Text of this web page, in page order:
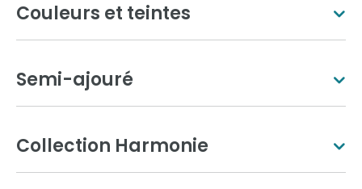
Couleurs et teintes
Semi-ajouré
Collection Harmonie